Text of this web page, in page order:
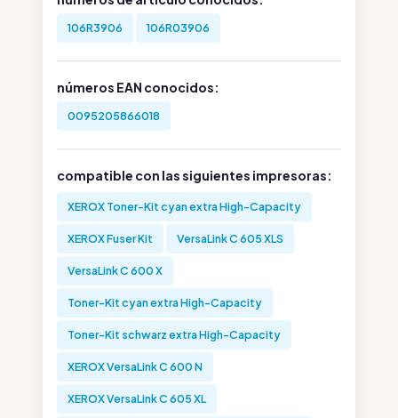
106R3906 106R03906
números EAN conocidos:
0095205866018
compatible con las siguientes impresoras:
XEROX Toner-Kit cyan extra High-Capacity
XEROX Fuser Kit VersaLink C 605 XLS
VersaLink C 600 X
Toner-Kit cyan extra High-Capacity
Toner-Kit schwarz extra High-Capacity
XEROX VersaLink C 600 N
XEROX VersaLink C 605 XL